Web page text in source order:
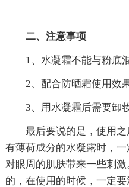
二、注意事项
1、水凝霜不能与粉底
2、配合防晒霜使用效
3、用水凝霜后需要卸
最后要说的是，使用
有薄荷成分的水凝露时，
对眼周的肌肤带来一些刺
的，在使用的时候，一定要